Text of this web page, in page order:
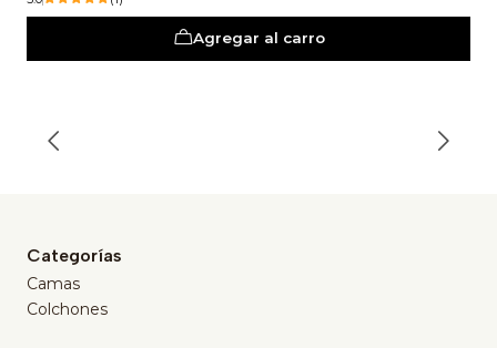
Agregar al carro
Categorías
Camas
Colchones